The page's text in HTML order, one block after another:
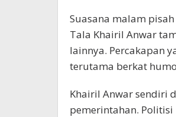
Suasana malam
Tala Khairil Anwar
lainnya. Percakapan
terutama berkat
Khairil Anwar sendiri
pemerintahan.